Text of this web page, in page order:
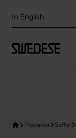
In English
Produkter Soffor